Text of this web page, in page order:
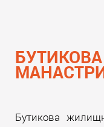
Бутикова